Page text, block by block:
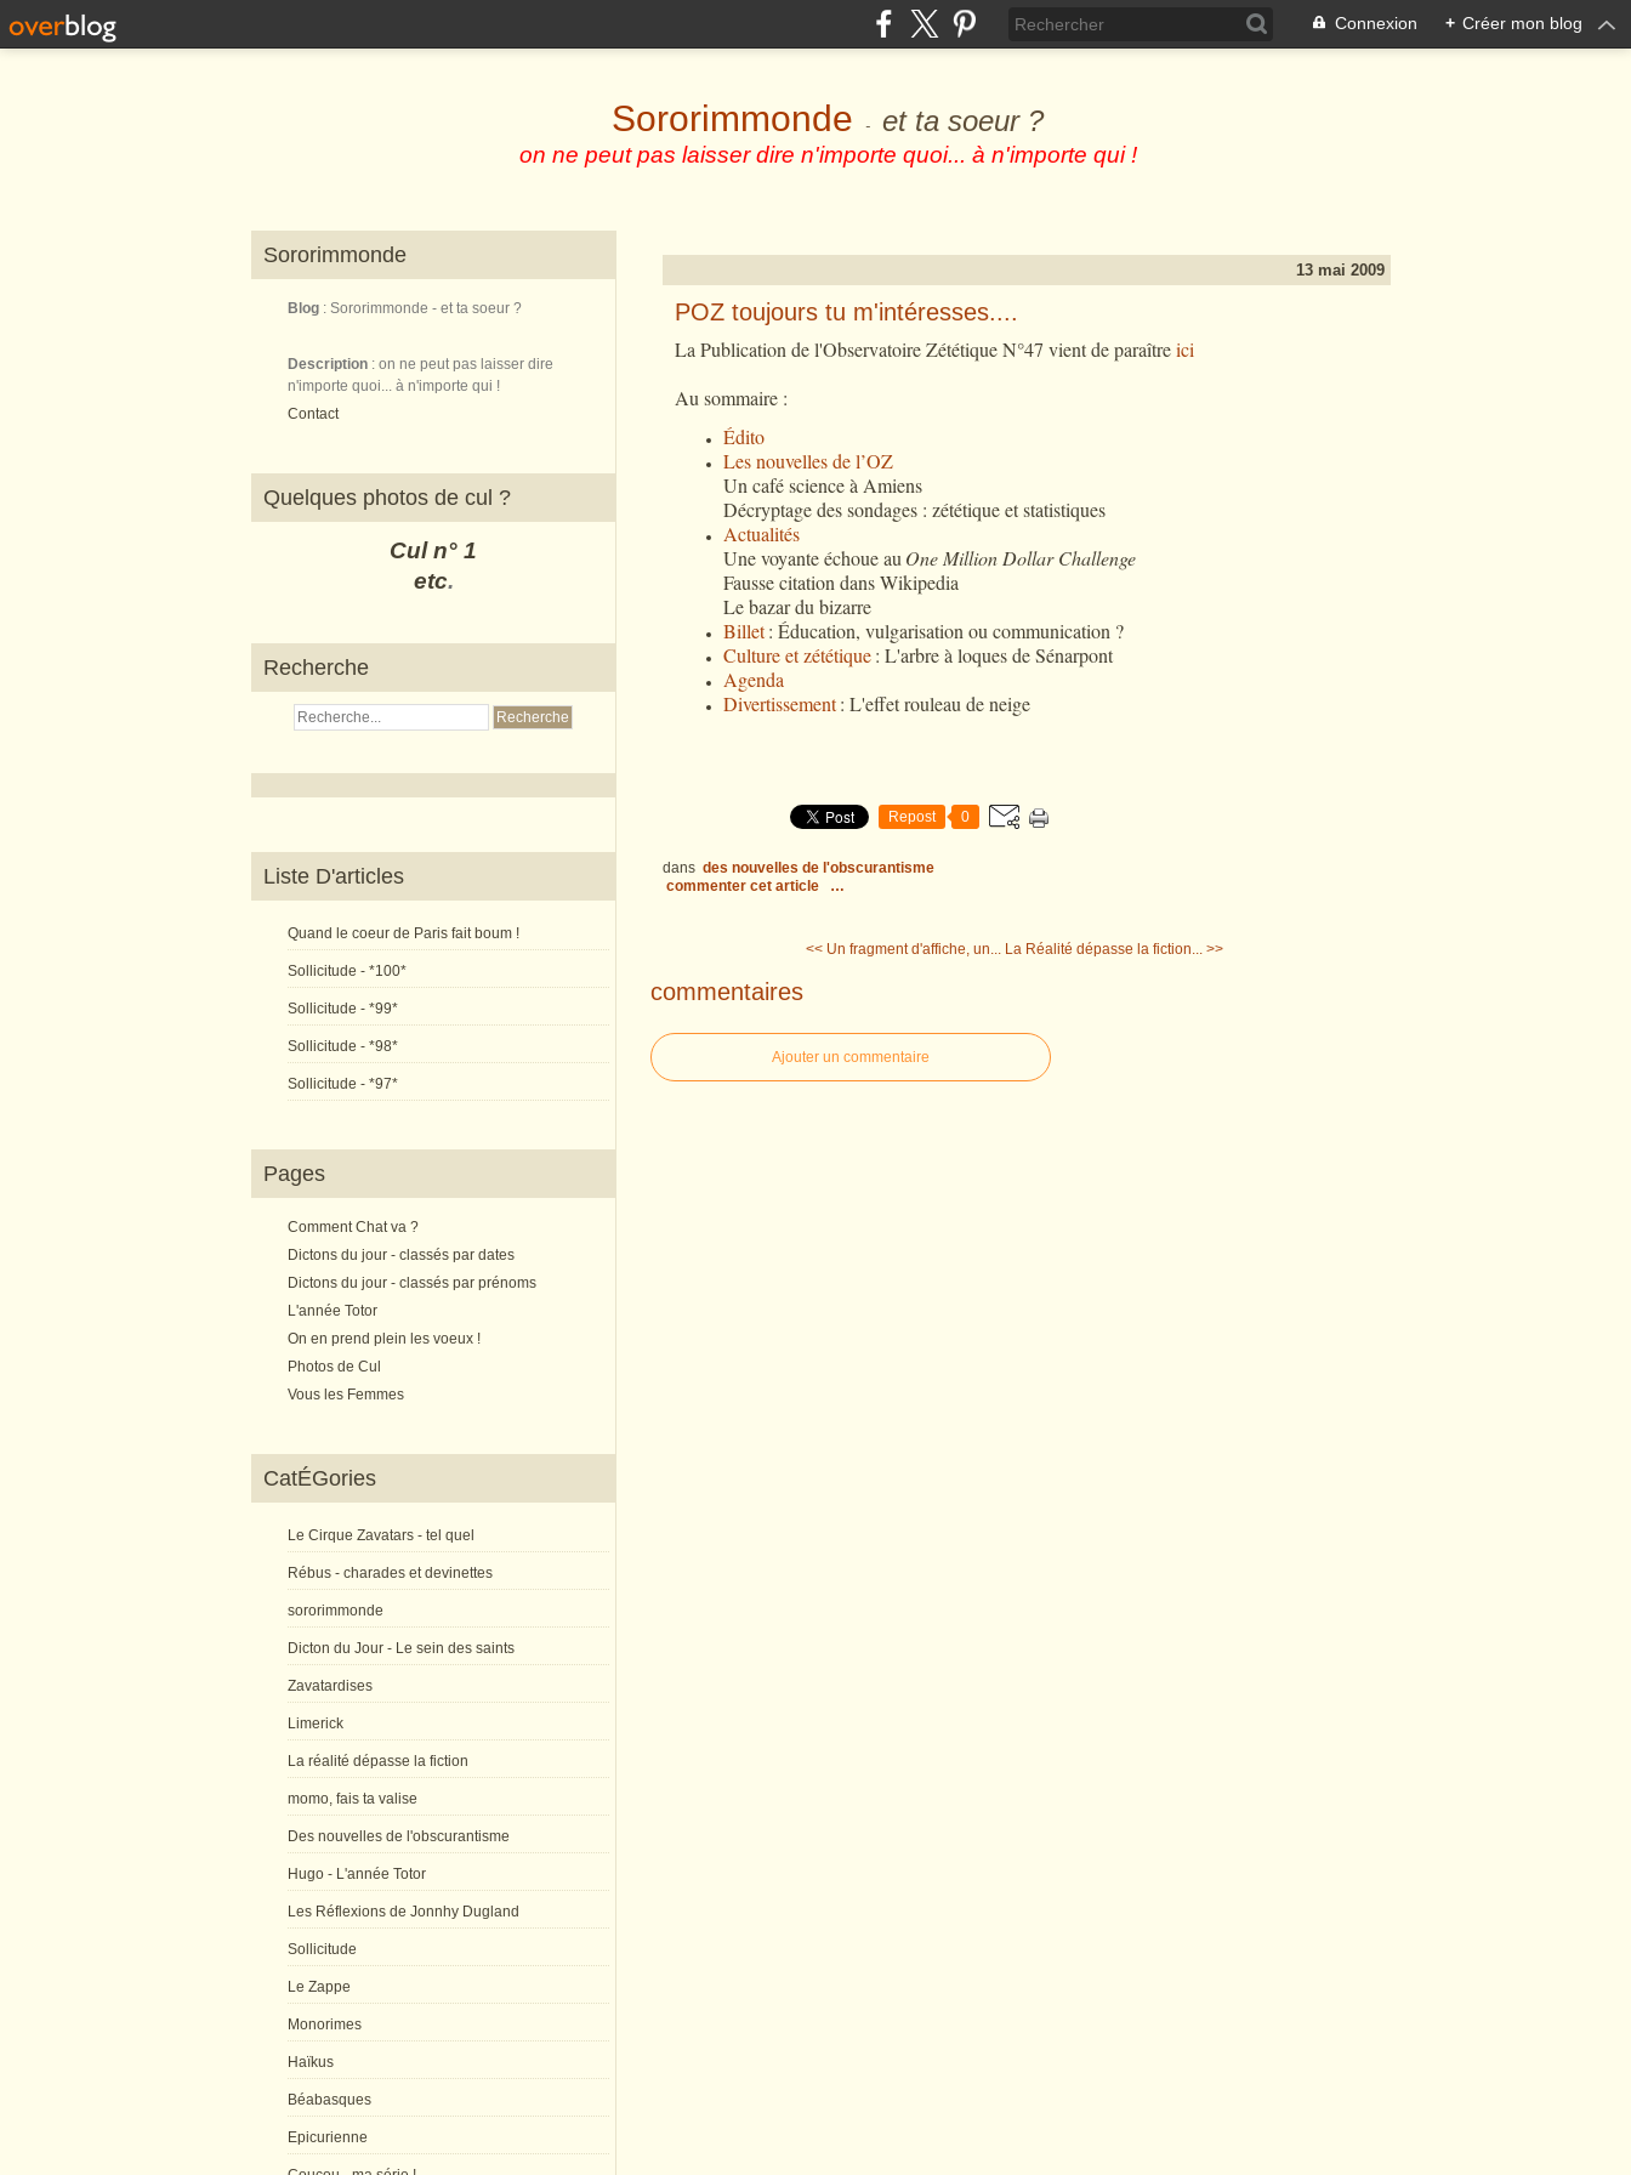
Connexion + Créer mon blog
Sororimmonde - et ta soeur ?
on ne peut pas laisser dire n'importe quoi... à n'importe qui !
Sororimmonde
Blog : Sororimmonde - et ta soeur ?
Description : on ne peut pas laisser dire
n'importe quoi... à n'importe qui !
Contact
Quelques photos de cul ?
Cul n° 1
etc.
Recherche
Liste D'articles
Quand le coeur de Paris fait boum !
Sollicitude - *100*
Sollicitude - *99*
Sollicitude - *98*
Sollicitude - *97*
Pages
Comment Chat va ?
Dictons du jour - classés par dates
Dictons du jour - classés par prénoms
L'année Totor
On en prend plein les voeux !
Photos de Cul
Vous les Femmes
CatÉGories
Le Cirque Zavatars - tel quel
Rébus - charades et devinettes
sororimmonde
Dicton du Jour - Le sein des saints
Zavatardises
Limerick
La réalité dépasse la fiction
momo, fais ta valise
Des nouvelles de l'obscurantisme
Hugo - L'année Totor
Les Réflexions de Jonnhy Dugland
Sollicitude
Le Zappe
Monorimes
Haïkus
Béabasques
Epicurienne
13 mai 2009
POZ toujours tu m'intéresses....
La Publication de l'Observatoire Zététique N°47 vient de paraîtreici
Au sommaire :
Édito
Les nouvelles de l’OZ
Un café science à Amiens
Décryptage des sondages : zététique et statistiques
Actualités
Une voyante échoue au One Million Dollar Challenge
Fausse citation dans Wikipedia
Le bazar du bizarre
Billet: Éducation, vulgarisation ou communication ?
Culture et zététique: L'arbre à loques de Sénarpont
Agenda
Divertissement: L'effet rouleau de neige
Repost 0
dans des nouvelles de l'obscurantisme
commenter cet article
…
<< Un fragment d'affiche, un... La Réalité dépasse la fiction... >>
commentaires
Ajouter un commentaire